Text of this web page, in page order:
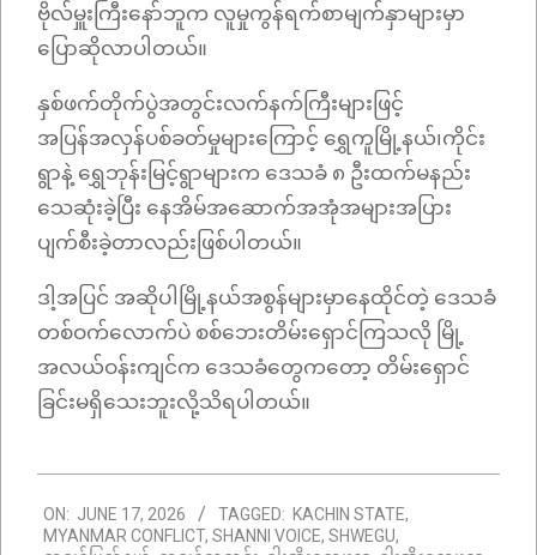
ဗိုလ်မှူးကြီးနော်ဘူက လူမှုကွန်ရက်စာမျက်နှာများမှာ
ပြောဆိုလာပါတယ်။
နှစ်ဖက်တိုက်ပွဲအတွင်းလက်နက်ကြီးများဖြင့်
အပြန်အလှန်ပစ်ခတ်မှုများကြောင့် ရွှေကူမြို့နယ်၊ကိုင်း
ရွာနဲ့ ရွှေဘုန်းမြင့်ရွာများက ဒေသခံ ၈ ဦးထက်မနည်း
သေဆုံးခဲ့ပြီး နေအိမ်အဆောက်အအုံအများအပြား
ပျက်စီးခဲ့တာလည်းဖြစ်ပါတယ်။
ဒါ့အပြင် အဆိုပါမြို့နယ်အစွန်များမှာနေထိုင်တဲ့ ဒေသခံ
တစ်ဝက်လောက်ပဲ စစ်ဘေးတိမ်းရှောင်ကြသလို မြို့
အလယ်ဝန်းကျင်က ဒေသခံတွေကတော့ တိမ်းရှောင်
ခြင်းမရှိသေးဘူးလို့သိရပါတယ်။
06-
17
ON: JUNE 17, 2026 TAGGED: KACHIN STATE,
MYANMAR CONFLICT, SHANNI VOICE, SHWEGU,